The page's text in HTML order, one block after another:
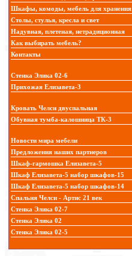
Шкафы, комоды, мебель для хранения
Столы, стулья, кресла и свет
Надувная, плетеная, нетрадиционная
Как выбирать мебель?
Контакты
Стенка Элика 02-6
Прихожая Елизавета-3
Кровать Челси двуспальная
Обувная тумба-калошница ТК-3
Новости мира мебели
Предложения наших партнеров
Шкаф-гармошка Елизавета-5
Шкаф Елизавета-5 набор шкафов-15
Шкаф Елизавета-5 набор шкафов-14
Спальня Челси - Артис 21 век
Стенка Элика 02-7
Стенка Элика 02
Стенка Элика 02-5